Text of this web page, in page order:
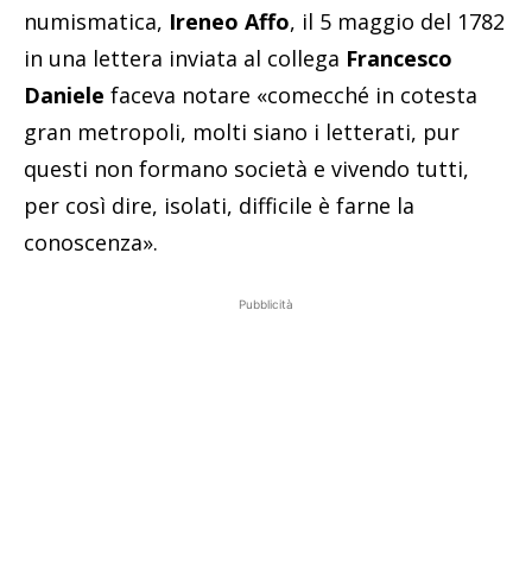
numismatica, Ireneo Affo, il 5 maggio del 1782
in una lettera inviata al collega Francesco
Daniele faceva notare «comecché in cotesta
gran metropoli, molti siano i letterati, pur
questi non formano società e vivendo tutti,
per così dire, isolati, difficile è farne la
conoscenza».
Pubblicità